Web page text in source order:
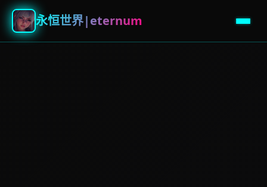
永恒世界|eternum